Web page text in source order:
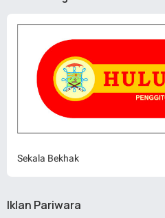
Sekala Bekhak
Iklan Pariwara